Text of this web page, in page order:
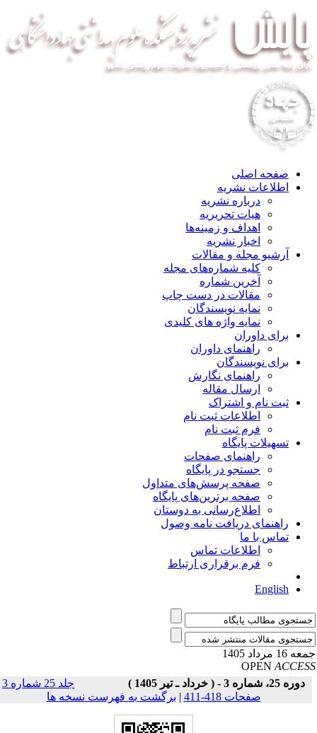
صفحه اصلی
اطلاعات نشریه
درباره نشریه
هیات تحریریه
اهداف و زمینه‌ها
اخبار نشریه
آرشیو مجله و مقالات
کلیه شماره‌های مجله
آخرین شماره
مقالات در دست چاپ
نمایه نویسندگان
نمایه واژه های کلیدی
برای داوران
راهنمای داوران
برای نویسندگان
راهنمای نگارش
ارسال مقاله
ثبت نام و اشتراک
اطلاعات ثبت نام
فرم ثبت نام
تسهیلات پایگاه
راهنمای صفحات
جستجو در پایگاه
صفحه پرسش‌های متداول
صفحه برترین‌های پایگاه
اطلاع‌رسانی به دوستان
راهنمای دریافت نامه وصول
تماس با ما
اطلاعات تماس
فرم برقراری ارتباط
English
مرداد 1405
OPEN
دوره 25، شماره 3 - ( خرداد ـ تیر 1405 )
جلد 25 شماره 3
صفحات 418-411
|برگشت به فهرست نسخه ها